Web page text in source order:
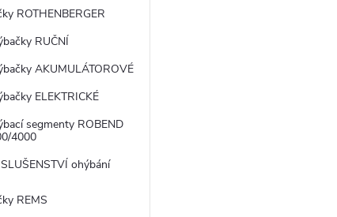
ROTHENBERGER
RUČNÍ
AKUMULÁTOROVÉ
ELEKTRICKÉ
segmenty ROBEND
4000
ohýbání
REMS